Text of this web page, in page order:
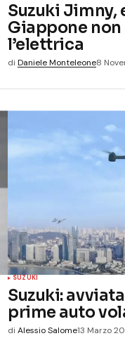
Suzuki Jimny,
Giappone
l’elettrica
di Daniele Monteleone8
SUZUKI
Suzuki:
prime auto
di Alessio Salome13 Marzo